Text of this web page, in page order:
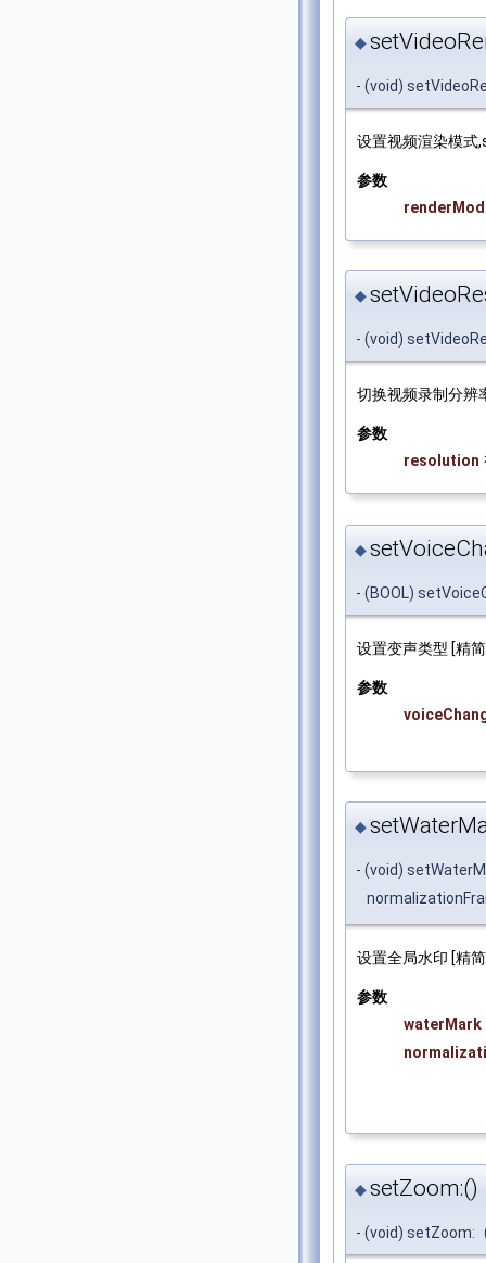
◆
- (void)
设置视频渲染模
参数
◆
- (void)
切换视频录制分辨
参数
resolution
◆
- (BOOL)
设置变声类型 [精
参数
◆
- (void)
设置全局水印 [精
参数
waterMark
◆setZoom:()
- (void) setZoom: